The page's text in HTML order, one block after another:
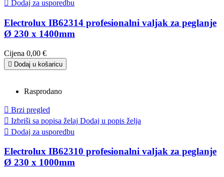
 Dodaj za usporedbu
Electrolux IB62314 profesionalni valjak za peglanje
Ø 230 x 1400mm
Cijena 0,00 €
 Dodaj u košaricu
Rasprodano
 Brzi pregled
 Izbriši sa popisa želaj Dodaj u popis želja
 Dodaj za usporedbu
Electrolux IB62310 profesionalni valjak za peglanje
Ø 230 x 1000mm